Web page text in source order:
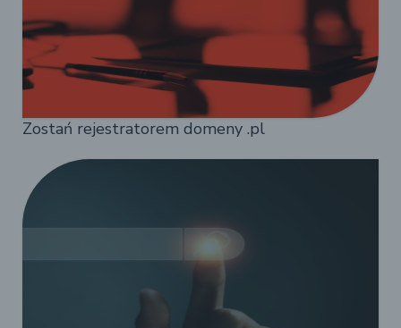
Zostań rejestratorem domeny .pl